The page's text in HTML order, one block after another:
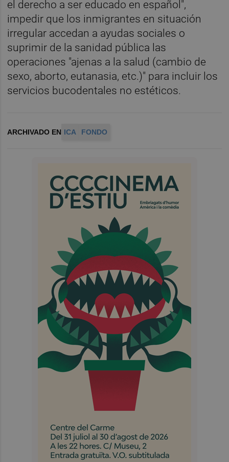
el derecho a ser educado en español",
impedir que los inmigrantes en situación
irregular accedan a ayudas sociales o
suprimir de la sanidad pública las
operaciones "ajenas a la salud (cambio de
sexo, aborto, eutanasia, etc.)" para incluir los
servicios bucodentales no estéticos.
ARCHIVADO EN ICA FONDO